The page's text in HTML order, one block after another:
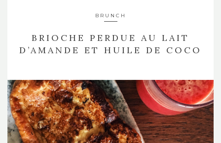
BRUNCH
BRIOCHE PERDUE AU LAIT
D’AMANDE ET HUILE DE COCO